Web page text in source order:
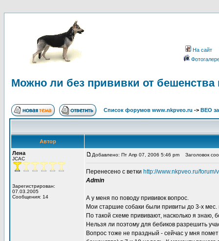
На сайт
Можно ли без прививки от бешенства
Список форумов www.nkpveo.ru -> ВЕО
Автор
Лена
JCAC
Зарегистрирован:
07.03.2005
Сообщения: 14
Добавлено: Пт Апр 07, 2006 5:46 pm Заголовок
Перенесено с ветки http://www.nkpveo.ru/
Admin
А у меня по поводу прививок вопрос.
Мои старшие собаки были привиты до 3-х
По такой схеме прививают, насколько я знаю,
Нельзя ли поэтому для бебиков разрешить
Вопрос тоже не праздный - сейчас у мня